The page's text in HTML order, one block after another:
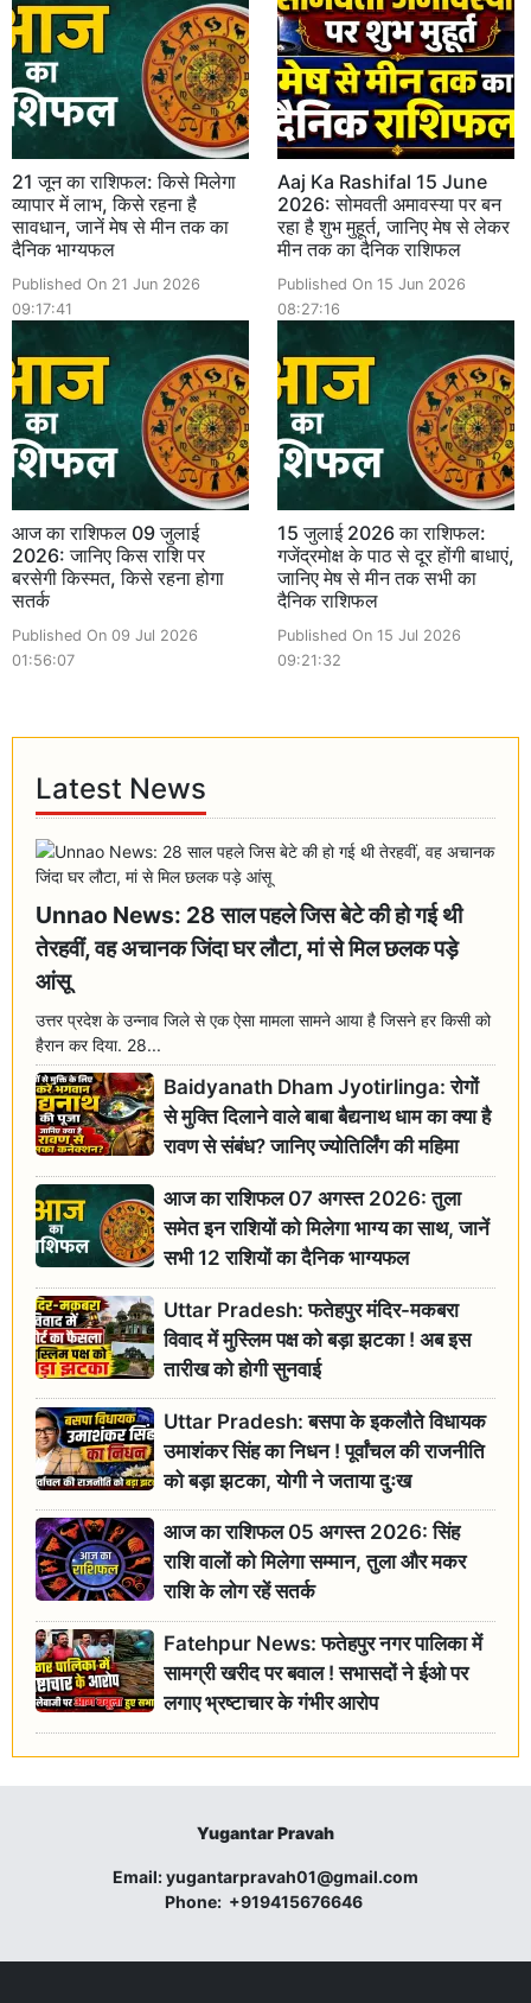
21 जून का राशिफल: किसे मिलेगा
व्यापार में लाभ, किसे रहना है
सावधान, जानें मेष से मीन तक का
दैनिक भाग्यफल
Published On 21 Jun 2026
09:17:41
Aaj Ka Rashifal 15 June
2026: सोमवती अमावस्या पर बन
रहा है शुभ मुहूर्त, जानिए मेष से लेकर
मीन तक का दैनिक राशिफल
Published On 15 Jun 2026
08:27:16
आज का राशिफल 09 जुलाई
2026: जानिए किस राशि पर
बरसेगी किस्मत, किसे रहना होगा
सतर्क
Published On 09 Jul 2026
01:56:07
15 जुलाई 2026 का राशिफल:
गजेंद्रमोक्ष के पाठ से दूर होंगी बाधाएं,
जानिए मेष से मीन तक सभी का
दैनिक राशिफल
Published On 15 Jul 2026
09:21:32
Latest News
Unnao News: 28 साल पहले जिस बेटे की हो गई थी
तेरहवीं, वह अचानक जिंदा घर लौटा, मां से मिल छलक पड़े
आंसू
उत्तर प्रदेश के उन्नाव जिले से एक ऐसा मामला सामने आया है जिसने हर किसी को
हैरान कर दिया. 28...
Baidyanath Dham Jyotirlinga: रोगों
से मुक्ति दिलाने वाले बाबा बैद्यनाथ धाम का क्या है
रावण से संबंध? जानिए ज्योतिर्लिंग की महिमा
आज का राशिफल 07 अगस्त 2026: तुला
समेत इन राशियों को मिलेगा भाग्य का साथ, जानें
सभी 12 राशियों का दैनिक भाग्यफल
Uttar Pradesh: फतेहपुर मंदिर-मकबरा
विवाद में मुस्लिम पक्ष को बड़ा झटका ! अब इस
तारीख को होगी सुनवाई
Uttar Pradesh: बसपा के इकलौते विधायक
उमाशंकर सिंह का निधन ! पूर्वांचल की राजनीति
को बड़ा झटका, योगी ने जताया दुःख
आज का राशिफल 05 अगस्त 2026: सिंह
राशि वालों को मिलेगा सम्मान, तुला और मकर
राशि के लोग रहें सतर्क
Fatehpur News: फतेहपुर नगर पालिका में
सामग्री खरीद पर बवाल ! सभासदों ने ईओ पर
लगाए भ्रष्टाचार के गंभीर आरोप
Yugantar Pravah
Email:yugantarpravah01@gmail.com
Phone: +919415676646